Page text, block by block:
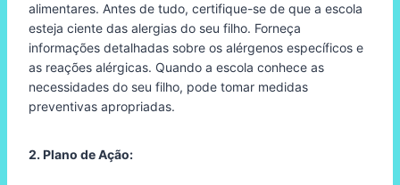
alimentares. Antes de tudo, certifique-se de que a escola
esteja ciente das alergias do seu filho. Forneça
informações detalhadas sobre os alérgenos específicos e
as reações alérgicas. Quando a escola conhece as
necessidades do seu filho, pode tomar medidas
preventivas apropriadas.
2. Plano de Ação: